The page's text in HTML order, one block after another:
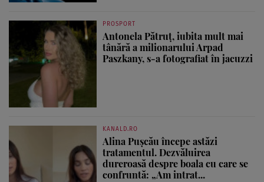
PROSPORT
Antonela Pătruț, iubita mult mai
tânără a milionarului Arpad
Paszkany, s-a fotografiat în jacuzzi
KANALD.RO
Alina Pușcău începe astăzi
tratamentul. Dezvăluirea
dureroasă despre boala cu care se
confruntă: „Am intrat...